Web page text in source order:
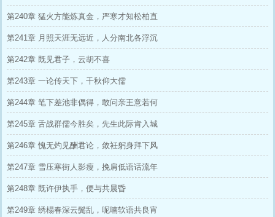
第240章 猛火方能炼真金，严寒才知松柏直
第241章 月照天涯无远近，人分南北各浮沉
第242章 既见君子，云胡不喜
第243章 一论传天下，千秋仰大儒
第244章 笔下差池非偶得，敢问亲王意若何
第245章 舌战群儒今胜矣，先生此际肯入城
第246章 愧无灼见酬君论，敛衽躬身拜下风
第247章 雪压寒街人影瘦，挽肩低语话流年
第248章 既许伊执手，便与共晨昏
第249章 绣榻春深云鬓乱，呢喃软语共良宵